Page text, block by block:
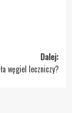
Dalej:
węgiel leczniczy?